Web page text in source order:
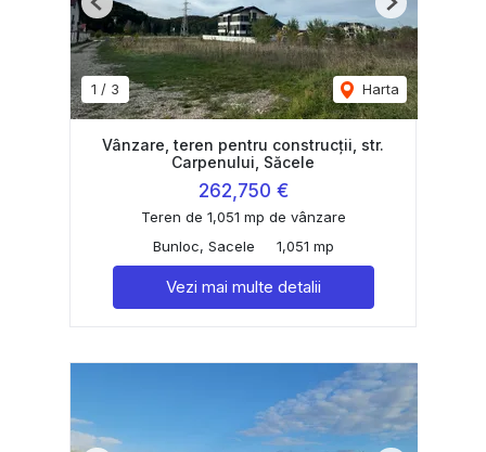
1 / 3 Harta
Previous Next
Vânzare, teren pentru construcții, str.
Carpenului, Săcele
262,750 €
Teren de 1,051 mp de vânzare
Bunloc, Sacele
1,051 mp
Vezi mai multe detalii